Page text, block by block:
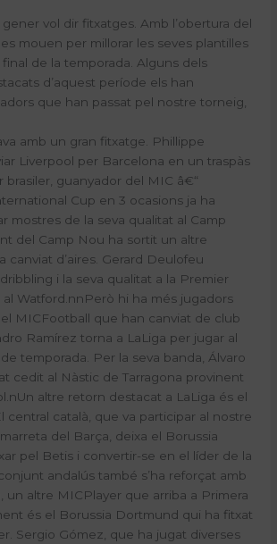
vol dir fitxatges. Amb l’obertura del
mouen per millorar les seves plantilles
de la temporada. Alguns dels
d’aquest període els han
que han passat pel nostre torneig,
amb un gran fitxatge. Phillippe
Liverpool per Barcelona en un traspàs
brasiler, guanyador del MIC â€“
Cup en 3 ocasions ja ha
mostres de la seva qualitat al Camp
del Camp Nou ha sortit un altre
canviat d’aires. Gerard Deulofeu
i la seva qualitat a la Premier
Watford.nnPerò hi ha més jugadors
MICFootball que han canviat de club
Ramírez torna a LaLiga per jugar al
temporada. Per la seva banda, Álvaro
cedit al Nàstic de Tarragona provinent
nUn altre retorn destacat a LaLiga és el
central català, que va participar al nostre
del Barça, deixa el Borussia
pel Betis i convertir-se en el líder de la
andalús també s’ha reforçat amb
un altre MICPlayer que arriba a Primera
és el Borussia Dortmund qui ha fitxat
Sergio Gómez, que ha jugat diverses